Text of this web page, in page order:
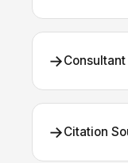
→Consultant
→Citation